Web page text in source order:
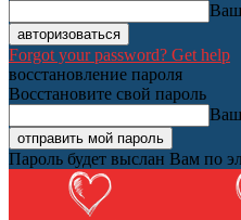
Ваш
Forgot your password? Get help
восстановление пароля
Восстановите свой пароль
Ваш
Пароль будет выслан Вам по